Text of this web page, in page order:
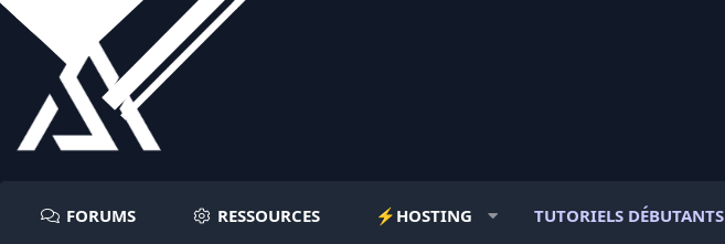
FORUMS RESSOURCES ⚡️HOSTING TUTORIELS DÉBUTANTS